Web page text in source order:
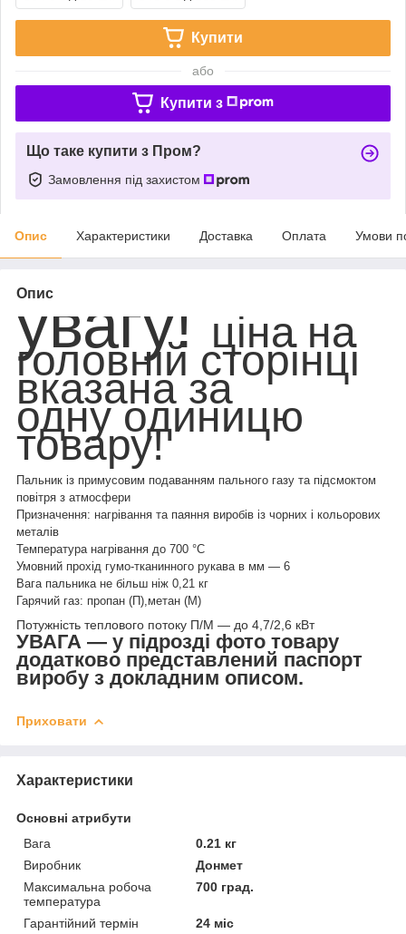
Купити
або
Купити з
Що таке купити з Пром?
Замовлення під захистом
Опис Характеристики Доставка Оплата Умови
Опис
увагу! ціна на
головній сторінці
вказана за
одну одиницю
товару!
Пальник із примусовим подаванням пального газу та підсмоктом
повітря з атмосфери
Призначення: нагрівання та паяння виробів із чорних і кольорових
металів
Температура нагрівання до 700 °C
Умовний прохід гумо-тканинного рукава в мм — 6
Вага пальника не більш ніж 0,21 кг
Гарячий газ: пропан (П),метан (М)
Потужність теплового потоку П/М — до 4,7/2,6 кВт
УВАГА — у підрозді фото товару
додатково представлений паспорт
виробу з докладним описом.
Приховати
Характеристики
Основні атрибути
Вага
0.21 кг
Виробник
Донмет
Максимальна робоча
температура
700 град.
Гарантійний термін 24 міс